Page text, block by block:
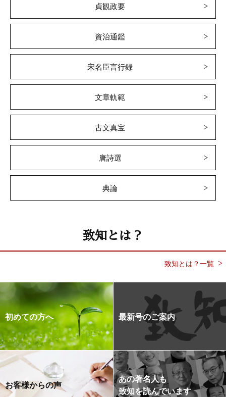
貞観政要
資治通鑑
宋名臣言行録
文章軌範
古文真宝
唐詩選
典論
致知とは？
致知とは？一覧
初めての方へ 最新号のご案内
お客様からの声
あの著名人も
致知を読んでいます